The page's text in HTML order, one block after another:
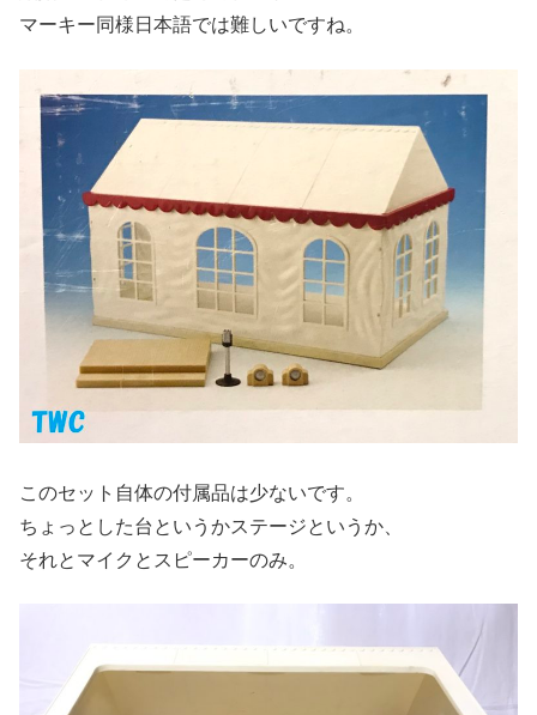
マーキー同様日本語では難しいですね。
このセット自体の付属品は少ないです。
ちょっとした台というかステージというか、
それとマイクとスピーカーのみ。